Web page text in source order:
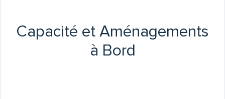
Capacité et Aménagements
à Bord